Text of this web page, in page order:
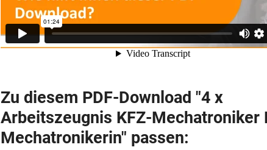
Zu diesem PDF-Download "4 x
Arbeitszeugnis KFZ-Mechatroniker
Mechatronikerin" passen: